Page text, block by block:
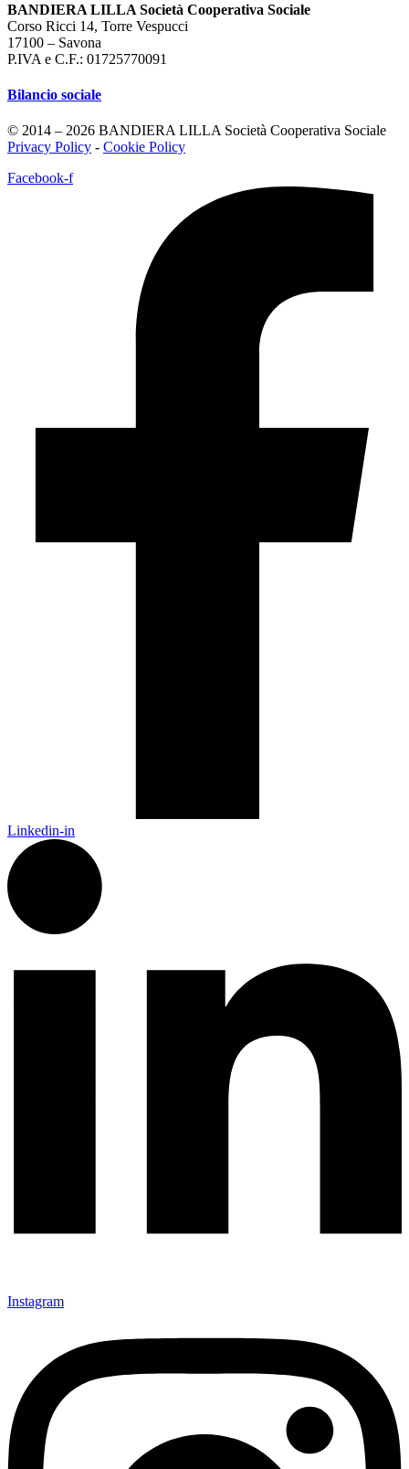
BANDIERA LILLA Società Cooperativa Sociale
Corso Ricci 14, Torre Vespucci
17100 – Savona
P.IVA e C.F.: 01725770091
Bilancio sociale
© 2014 – 2026 BANDIERA LILLA Società Cooperativa Sociale
Privacy Policy - Cookie Policy
Facebook-f
Linkedin-in
Instagram